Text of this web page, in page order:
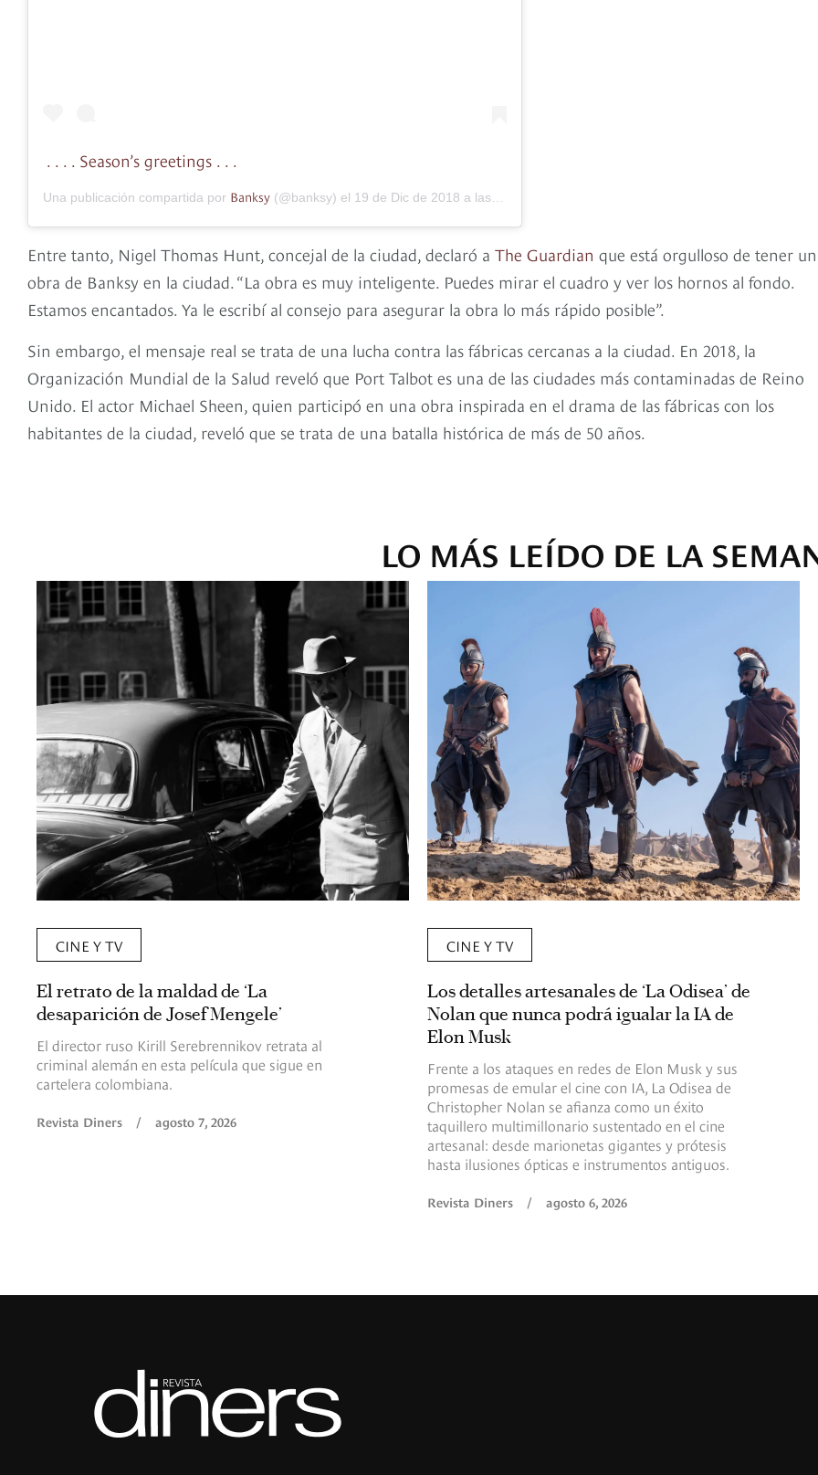
. . . . Season’s greetings . . .
Una publicación compartida por Banksy (@banksy) el 19 de Dic de 2018 a las 6:53 PST
Entre tanto, Nigel Thomas Hunt, concejal de la ciudad, declaró a The Guardian que está orgulloso de tener
obra de Banksy en la ciudad. “La obra es muy inteligente. Puedes mirar el cuadro y ver los hornos al fondo.
Estamos encantados. Ya le escribí al consejo para asegurar la obra lo más rápido posible”.
Sin embargo, el mensaje real se trata de una lucha contra las fábricas cercanas a la ciudad. En 2018, la
Organización Mundial de la Salud reveló que Port Talbot es una de las ciudades más contaminadas de Reino
Unido. El actor Michael Sheen, quien participó en una obra inspirada en el drama de las fábricas con los
habitantes de la ciudad, reveló que se trata de una batalla histórica de más de 50 años.
LO MÁS LEÍDO DE LA
CINE Y TV
El retrato de la maldad de ‘La
desaparición de Josef Mengele’
El director ruso Kirill Serebrennikov retrata al
criminal alemán en esta película que sigue en
cartelera colombiana.
Revista Diners / agosto 7, 2026
CINE Y TV
Los detalles artesanales de ‘La Odisea’ de
Nolan que nunca podrá igualar la IA de
Elon Musk
Frente a los ataques en redes de Elon Musk y sus
promesas de emular el cine con IA, La Odisea de
Christopher Nolan se afianza como un éxito
taquillero multimillonario sustentado en el cine
artesanal: desde marionetas gigantes y prótesis
hasta ilusiones ópticas e instrumentos antiguos.
Revista Diners / agosto 6, 2026